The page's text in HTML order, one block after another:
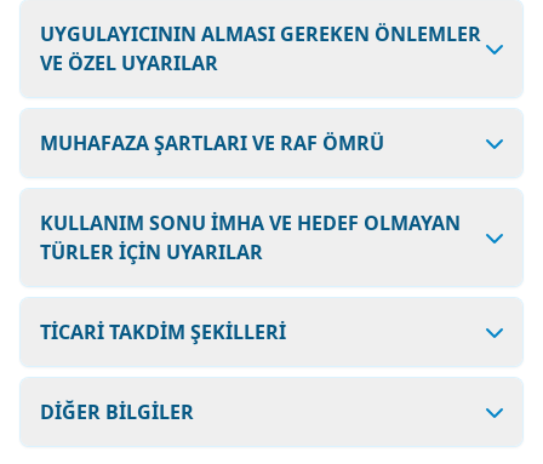
UYGULAYICININ ALMASI GEREKEN ÖNLEMLER
VE ÖZEL UYARILAR
MUHAFAZA ŞARTLARI VE RAF ÖMRÜ
KULLANIM SONU İMHA VE HEDEF OLMAYAN
TÜRLER İÇİN UYARILAR
TİCARİ TAKDİM ŞEKİLLERİ
DİĞER BİLGİLER